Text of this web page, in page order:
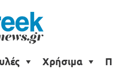
Χρήσιμα